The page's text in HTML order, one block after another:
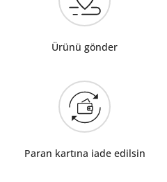
Ürünü gönder
Paran kartına iade edilsin